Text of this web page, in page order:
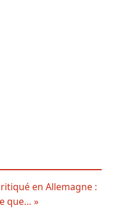
en Allemagne :
que… »